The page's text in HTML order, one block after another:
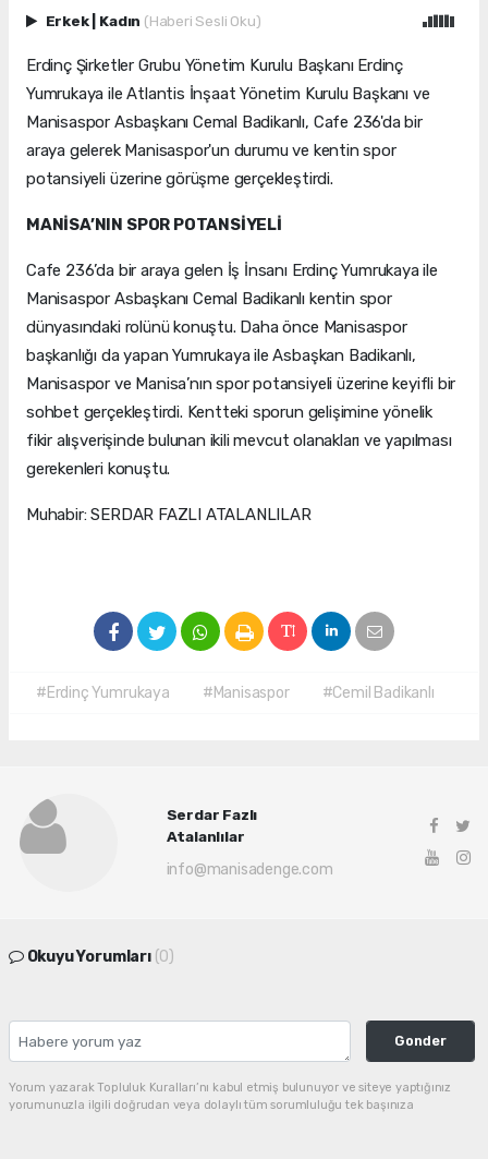
Erkek Kadın (Haberi Sesli Oku)
Erdinç Şirketler Grubu Yönetim Kurulu Başkanı Erdinç
Yumrukaya ile Atlantis İnşaat Yönetim Kurulu Başkanı ve
Manisaspor Asbaşkanı Cemal Badikanlı, Cafe 236'da bir
araya gelerek Manisaspor'un durumu ve kentin spor
potansiyeli üzerine görüşme gerçekleştirdi.
MANİSA’NIN SPOR POTANSİYELİ
Cafe 236’da bir araya gelen İş İnsanı Erdinç Yumrukaya ile
Manisaspor Asbaşkanı Cemal Badikanlı kentin spor
dünyasındaki rolünü konuştu. Daha önce Manisaspor
başkanlığı da yapan Yumrukaya ile Asbaşkan Badikanlı,
Manisaspor ve Manisa’nın spor potansiyeli üzerine keyifli bir
sohbet gerçekleştirdi. Kentteki sporun gelişimine yönelik
fikir alışverişinde bulunan ikili mevcut olanakları ve yapılması
gerekenleri konuştu.
Muhabir: SERDAR FAZLI ATALANLILAR
#Erdinç Yumrukaya #Manisaspor #Cemil Badikanlı
Serdar Fazlı
Atalanlılar
info@manisadenge.com
Okuyu Yorumları (0)
Gonder
Yorum yazarak Topluluk Kuralları’nı kabul etmiş bulunuyor ve siteye yaptığınız
yorumunuzla ilgili doğrudan veya dolaylı tüm sorumluluğu tek başınıza